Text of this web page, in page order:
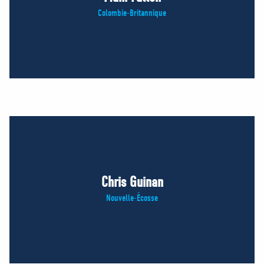
Colombie-Britannique
Chris Guinan
Nouvelle-Écosse